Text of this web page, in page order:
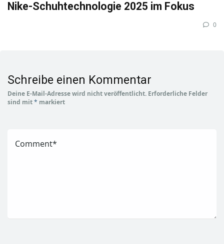
Nike-Schuhtechnologie 2025 im Fokus
0
Schreibe einen Kommentar
Deine E-Mail-Adresse wird nicht veröffentlicht. Erforderliche Felder
sind mit* markiert